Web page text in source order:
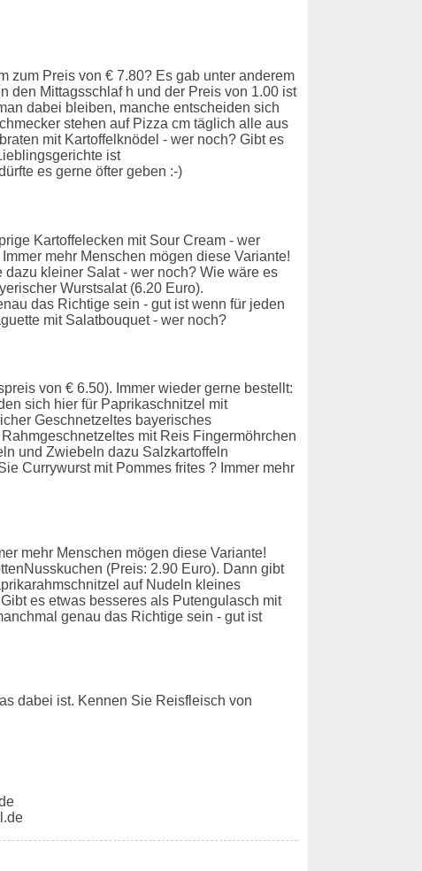
zum Preis von € 7.80? Es gab unter anderem
den Mittagsschlaf h und der Preis von 1.00 ist
dabei bleiben, manche entscheiden sich
stehen auf Pizza cm täglich alle aus
mit Kartoffelknödel - wer noch? Gibt es
ist
es gerne öfter geben :-)
Kartoffelecken mit Sour Cream - wer
mehr Menschen mögen diese Variante!
kleiner Salat - wer noch? Wie wäre es
Wurstsalat (6.20 Euro).
das Richtige sein - gut ist wenn für jeden
mit Salatbouquet - wer noch?
von € 6.50). Immer wieder gerne bestellt:
sich hier für Paprikaschnitzel mit
Geschnetzeltes bayerisches
mit Reis Fingermöhrchen
und Zwiebeln dazu Salzkartoffeln
Currywurst mit Pommes frites ? Immer mehr
mehr Menschen mögen diese Variante!
(Preis: 2.90 Euro). Dann gibt
auf Nudeln kleines
es etwas besseres als Putengulasch mit
genau das Richtige sein - gut ist
dabei ist. Kennen Sie Reisfleisch von